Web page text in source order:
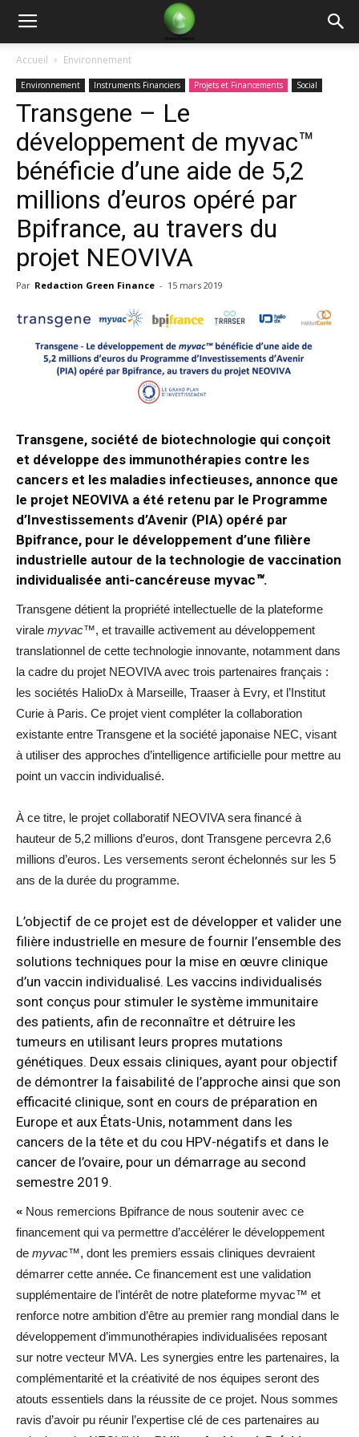
Green
Finance
Accueil Environnement
Environnement Instruments Financiers Projets et Financements Social
Transgene – Le
développement de myvac™
bénéficie d’une aide de 5,2
millions d’euros opéré par
Bpifrance, au travers du
projet NEOVIVA
Par Redaction Green Finance - 15 mars 2019
Transgene, société de biotechnologie qui conçoit
et développe des immunothérapies contre les
cancers et les maladies infectieuses, annonce que
le projet NEOVIVA a été retenu par le Programme
d’Investissements d’Avenir (PIA) opéré par
Bpifrance, pour le développement d’une filière
industrielle autour de la technologie de vaccination
individualisée anti-cancéreuse myvac™.
Transgene détient la propriété intellectuelle de la plateforme
virale myvac™, et travaille activement au développement
translationnel de cette technologie innovante, notamment dans
la cadre du projet NEOVIVA avec trois partenaires français :
les sociétés HalioDx à Marseille, Traaser à Evry, et l’Institut
Curie à Paris. Ce projet vient compléter la collaboration
existante entre Transgene et la société japonaise NEC, visant
à utiliser des approches d’intelligence artificielle pour mettre au
point un vaccin individualisé.
À ce titre, le projet collaboratif NEOVIVA sera financé à
hauteur de 5,2 millions d’euros, dont Transgene percevra 2,6
millions d’euros. Les versements seront échelonnés sur les 5
ans de la durée du programme.
L’objectif de ce projet est de développer et valider une
filière industrielle en mesure de fournir l’ensemble des
solutions techniques pour la mise en œuvre clinique
d’un vaccin individualisé. Les vaccins individualisés
sont conçus pour stimuler le système immunitaire
des patients, afin de reconnaître et détruire les
tumeurs en utilisant leurs propres mutations
génétiques. Deux essais cliniques, ayant pour objectif
de démontrer la faisabilité de l’approche ainsi que son
efficacité clinique, sont en cours de préparation en
Europe et aux États-Unis, notamment dans les
cancers de la tête et du cou HPV-négatifs et dans le
cancer de l’ovaire, pour un démarrage au second
semestre 2019.
« Nous remercions Bpifrance de nous soutenir avec ce
financement qui va permettre d’accélérer le développement
de myvac™, dont les premiers essais cliniques devraient
démarrer cette année. Ce financement est une validation
supplémentaire de l’intérêt de notre plateforme myvac™ et
renforce notre ambition d’être au premier rang mondial dans le
développement d’immunothérapies individualisées reposant
sur notre vecteur MVA. Les synergies entre les partenaires, la
complémentarité et la créativité de nos équipes seront des
atouts essentiels dans la réussite de ce projet. Nous sommes
ravis d’avoir pu réunir l’expertise clé de ces partenaires au